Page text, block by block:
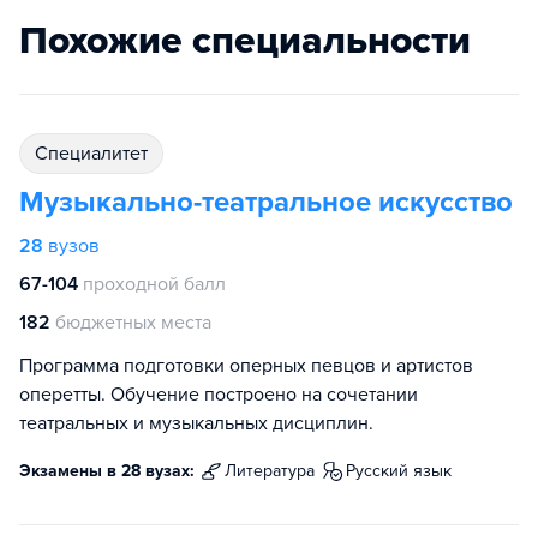
Похожие специальности
специалитет
Музыкально-театральное искусство
28 вузов
67-104 проходной балл
182 бюджетных места
Программа подготовки оперных певцов и артистов
оперетты. Обучение построено на сочетании
театральных и музыкальных дисциплин.
Экзамены в 28 вузах: литература русский язык